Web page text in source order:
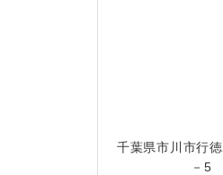
千葉県市川市行
－5